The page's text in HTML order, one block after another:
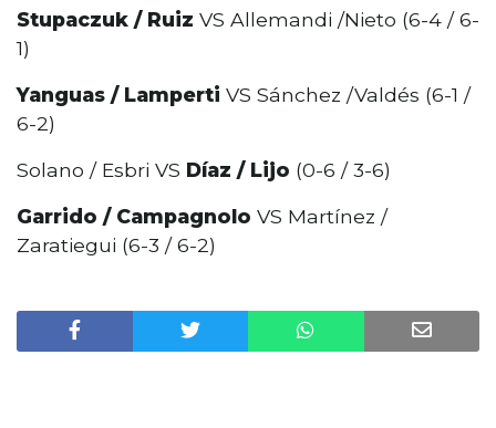
Stupaczuk / Ruiz VS Allemandi /Nieto (6-4 / 6-
1)
Yanguas / Lamperti VS Sánchez /Valdés (6-1 /
6-2)
Solano / Esbri VS Díaz / Lijo (0-6 / 3-6)
Garrido / Campagnolo VS Martínez /
Zaratiegui (6-3 / 6-2)